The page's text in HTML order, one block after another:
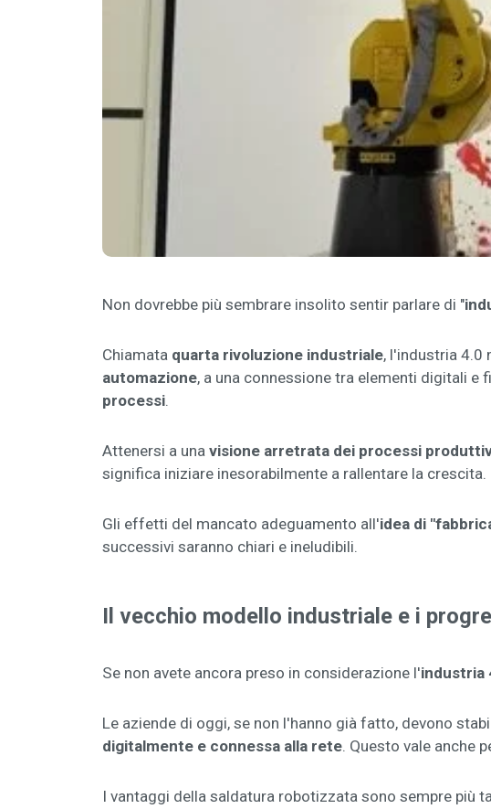
Non dovrebbe più sembrare insolito sentir parlare di "
Chiamata quarta rivoluzione industriale, l'industria 4.0
automazione, a una connessione tra elementi digitali
processi.
Attenersi a una visione arretrata dei processi
significa iniziare inesorabilmente a rallentare la crescita.
Gli effetti del mancato adeguamento all'idea di
successivi saranno chiari e ineludibili.
Il vecchio modello industriale e i
Se non avete ancora preso in considerazione l'industria
Le aziende di oggi, se non l'hanno già fatto, devono
digitalmente e connessa alla rete. Questo vale anche
I vantaggi della saldatura robotizzata sono sempre più